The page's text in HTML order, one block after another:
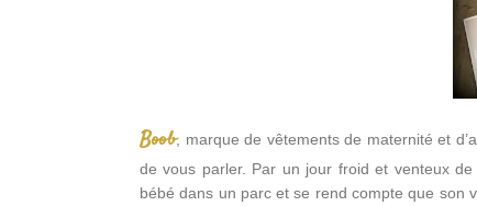
Boob, marque de vêtements de maternité et
de vous parler. Par un jour froid et venteux
bébé dans un parc et se rend compte que son